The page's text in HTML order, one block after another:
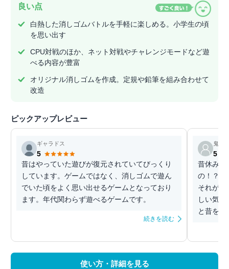
良い点
白熱した消しゴムバトルを手軽に楽しめる。小学生の頃
を思い出す
CPU対戦のほか、ネット対戦やチャレンジモードなど遊
べる内容が豊富
オリジナル消しゴムを作成。定規や鉛筆を組み合わせて
改造
ピックアップレビュー
ギャラドス
5
昔はやっていた遊びが復元されていてびっくり
しています。ゲームではなく、消しゴムで遊ん
でいた頃をよく思い出せるゲームとなっており
ます。年代関わらず遊べるゲームです。
続きを読む
鬼山
5
昔休み時
の！？消
それがゲ
しい気
と昔を
使い方・詳細を見る